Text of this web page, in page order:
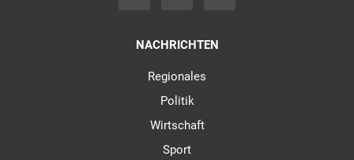
NACHRICHTEN
Regionales
Politik
Wirtschaft
Sport